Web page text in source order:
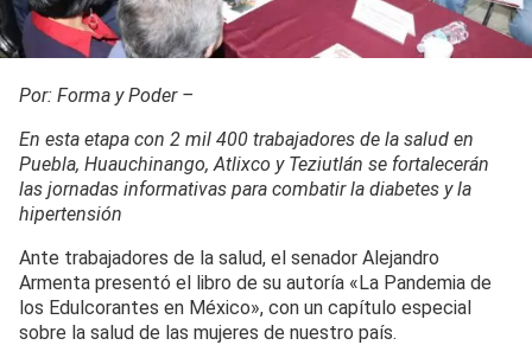
Por: Forma y Poder –
En esta etapa con 2 mil 400 trabajadores de la salud en
Puebla, Huauchinango, Atlixco y Teziutlán se fortalecerán
las jornadas informativas para combatir la diabetes y la
hipertensión
Ante trabajadores de la salud, el senador Alejandro
Armenta presentó el libro de su autoría «La Pandemia de
los Edulcorantes en México», con un capítulo especial
sobre la salud de las mujeres de nuestro país.